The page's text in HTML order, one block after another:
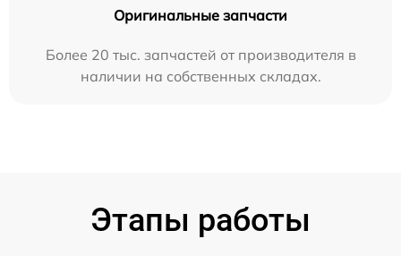
Оригинальные запчасти
Более 20 тыс. запчастей от производителя в
наличии на собственных складах.
Этапы работы